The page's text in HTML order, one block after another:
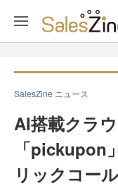
SalesZine ニュース
AI搭載クラ
「
リックコー